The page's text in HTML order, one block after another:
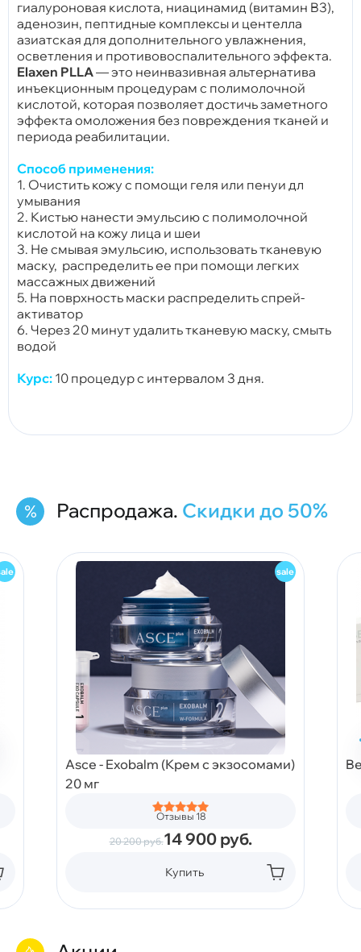
гиалуроновая кислота, ниацинамид (витамин B3),
аденозин, пептидные комплексы и центелла
азиатская для дополнительного увлажнения,
осветления и противовоспалительного эффекта.
Elaxen PLLA— это неинвазивная альтернатива
инъекционным процедурам с полимолочной
кислотой, которая позволяет достичь заметного
эффекта омоложения без повреждения тканей и
периода реабилитации.
Способ применения:
1. Очистить кожу с помощи геля или пенуи дл
умывания
2. Кистью нанести эмульсию с полимолочной
кислотой на кожу лица и шеи
3. Не смывая эмульсию, использовать тканевую
маску, распределить ее при помощи легких
массажных движений
5. На поврхность маски распределить спрей-
активатор
6. Через 20 минут удалить тканевую маску, смыть
водой
Курс: 10 процедур с интервалом 3 дня.
Распродажа. Скидки до 50%
Asce - Exobalm (Крем с экзосомами)
20 мг
Отзывы 18
20 200руб.14 900 руб.
Купить